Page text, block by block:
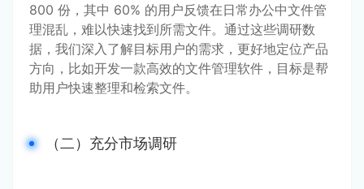
800 份，其中 60% 的用户反馈在日常办公中文件管
理混乱，难以快速找到所需文件。通过这些调研数
据，我们深入了解目标用户的需求，更好地定位产品
方向，比如开发一款高效的文件管理软件，目标是帮
助用户快速整理和检索文件。
（二）充分市场调研